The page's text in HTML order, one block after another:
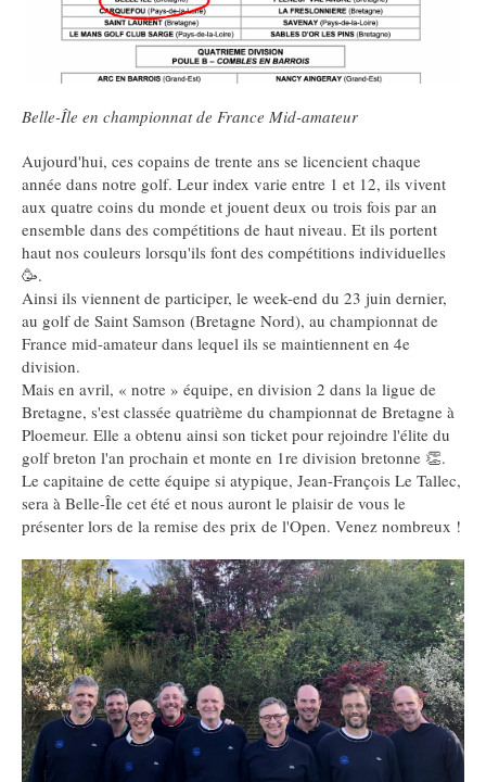
Belle-Île en championnat de France Mid-amateur
Aujourd'hui, ces copains de trente ans se licencient chaque
année dans notre golf. Leur index varie entre 1 et 12, ils vivent
aux quatre coins du monde et jouent deux ou trois fois par an
ensemble dans des compétitions de haut niveau. Et ils portent
haut nos couleurs lorsqu'ils font des compétitions individuelles
🥳.
Ainsi ils viennent de participer, le week-end du 23 juin dernier,
au golf de Saint Samson (Bretagne Nord), au championnat de
France mid-amateur dans lequel ils se maintiennent en 4e
division.
Mais en avril, « notre » équipe, en division 2 dans la ligue de
Bretagne, s'est classée quatrième du championnat de Bretagne à
Ploemeur. Elle a obtenu ainsi son ticket pour rejoindre l'élite du
golf breton l'an prochain et monte en 1re division bretonne 👏.
Le capitaine de cette équipe si atypique, Jean-François Le Tallec,
sera à Belle-Île cet été et nous auront le plaisir de vous le
présenter lors de la remise des prix de l'Open. Venez nombreux !